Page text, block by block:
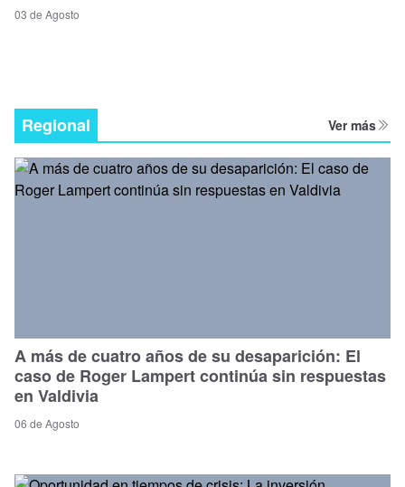
03 de Agosto
Regional Ver más
A más de cuatro años de su desaparición: El
caso de Roger Lampert continúa sin respuestas
en Valdivia
06 de Agosto